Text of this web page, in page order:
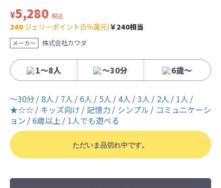
¥5,280 税込
240 ジェリーポイント(5％還元)￥240相当
メーカー 株式会社カワダ
1～8人 ～30分 6歳〜
〜30分 8人 7人 6人 5人 4人 3人 2人
1人
★☆☆
キッズ向け 記憶力 シンプル
コミュニケーシ
ョン
6歳以上 1人でも遊べる
ただいま品切れ中です。